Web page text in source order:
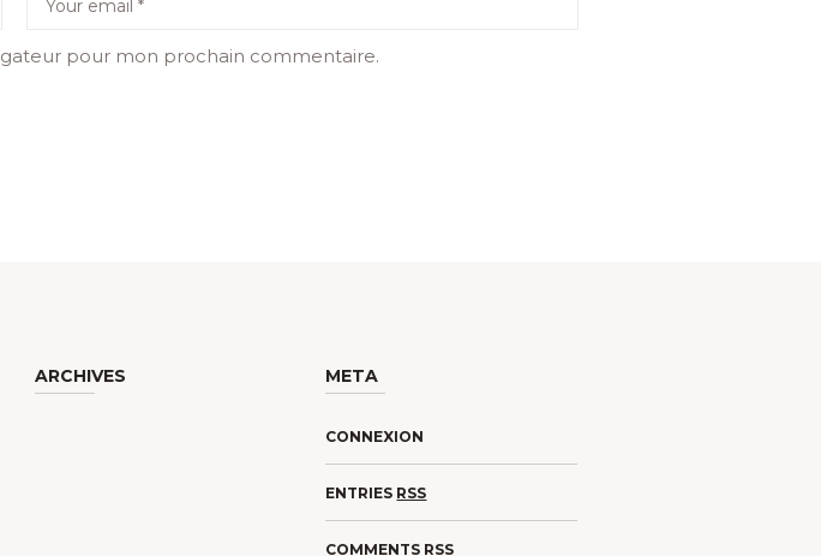
pour mon prochain commentaire.
ARCHIVES META
CONNEXION
ENTRIES RSS
COMMENTS RSS